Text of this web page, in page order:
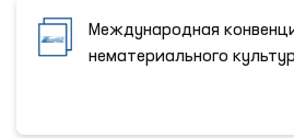
Международная
нематериального